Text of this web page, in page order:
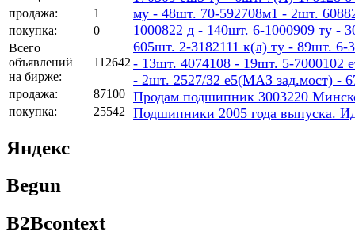
продажа:
1
покупка:
0
Всего
объявлений
на бирже:
112642
продажа:
87100
покупка:
25542
Яндекс
Begun
B2Bcontext
му - 48шт. 70-592708м1 - 2шт.
1000822 д - 140шт. 6-1000909 ту -
605шт. 2-3182111 к(л) ту - 89шт.
- 13шт. 4074108 - 19шт. 5-7000102
- 2шт. 2527/32 е5(МАЗ зад.мост) -
Продам подшипник 3003220
Подшипники 2005 года выпуска.